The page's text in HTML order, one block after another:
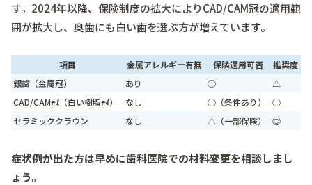
す。2024年以降、保険制度の拡大によりCAD/CAM冠の適用範
囲が拡大し、奥歯にも白い歯を選ぶ方が増えています。
項目 金属アレルギー有無 保険適用可否
推奨度
銀歯（金属冠）
あり ○
△
CAD/CAM冠（白い樹脂冠）
なし ○（条件あり）
○
セラミッククラウン
なし △（一部保険） ◎
症状例が出た方は早めに歯科医院での材料変更を相談しまし
ょう。